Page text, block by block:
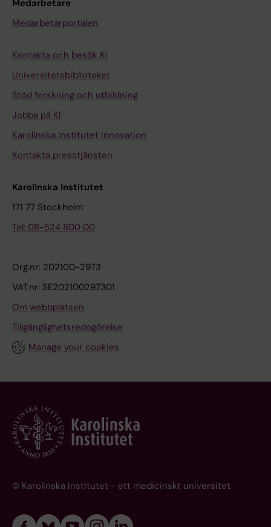
Medarbetare
Medarbetarportalen
Kontakta och besök KI
Universitetsbiblioteket
Stöd forskning och utbildning
Jobba på KI
Karolinska Institutet Innovation
Kontakta presstjänsten
Karolinska Institutet
171 77 Stockholm
Tel: 08-524 800 00
Org.nr: 202100-2973
VAT.nr: SE202100297301
Om webbplatsen
Tillgänglighetsredogörelse
Manage your cookies
© Karolinska Institutet - ett medicinskt universitet